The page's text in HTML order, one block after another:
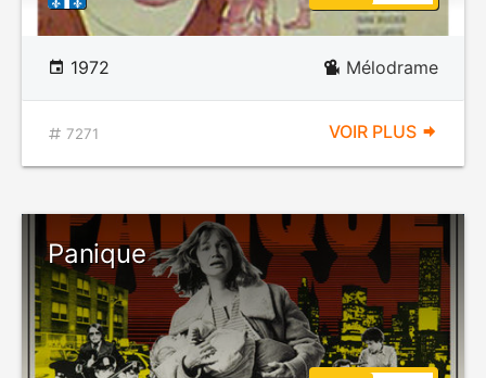
1972 Mélodrame
7271 VOIR PLUS
Panique